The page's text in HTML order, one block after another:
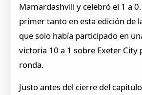
Mamardashvili y celebró el 1 a
primer tanto en esta edición de
que solo había participado en
victoria 10 a 1 sobre Exeter City
ronda.
Justo antes del cierre del